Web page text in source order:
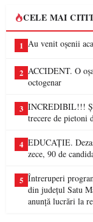
CELE MAI
1 Au venit oșenii
2 ACCIDENT. O
octogenar
3 INCREDIBIL!!!
trecere de pietoni
4 EDUCAȚIE.
zece, 90 de
5 Întreruperi
din județul Satu
anunță lucrări la